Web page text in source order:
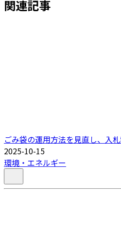
関連記事
ごみ袋の運用方法を見直し、入
2025-10-15
環境・エネルギー